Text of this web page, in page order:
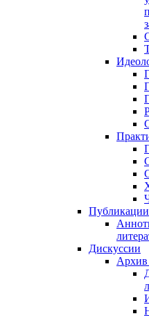
Публикации
Дискуссии
Архив